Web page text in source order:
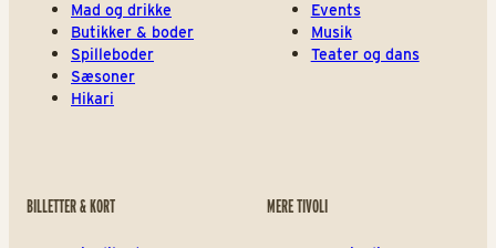
Mad og drikke
Butikker & boder
Spilleboder
Sæsoner
Hikari
Events
Musik
Teater og dans
BILLETTER & KORT MERE TIVOLI